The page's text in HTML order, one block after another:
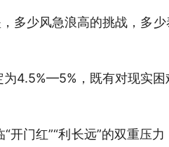
，多少风急浪高的挑战，多
4.5%—5%，既有对现实困
门红”“利长远”的双重压